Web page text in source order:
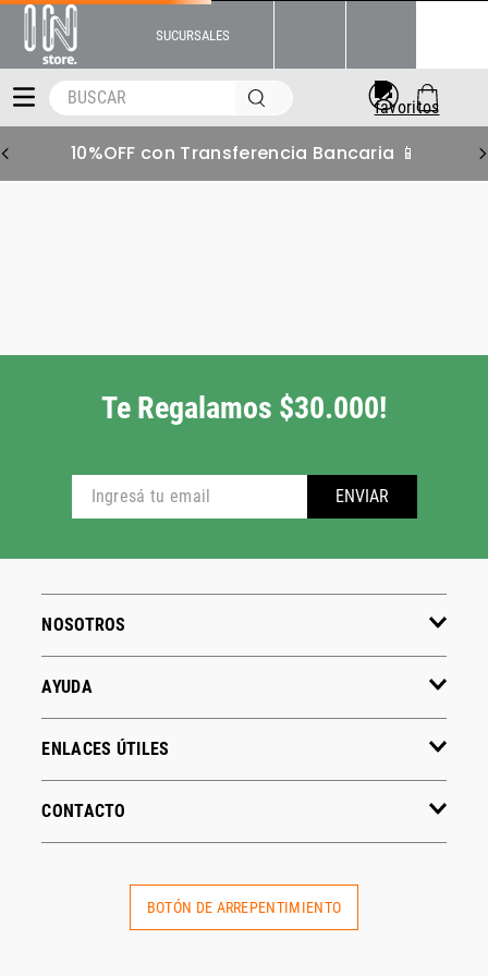
SUCURSALES
BUSCAR
10%OFF con Transferencia Bancaria 📱
Te Regalamos $30.000!
ENVIAR
NOSOTROS
AYUDA
ENLACES ÚTILES
CONTACTO
BOTÓN DE ARREPENTIMIENTO